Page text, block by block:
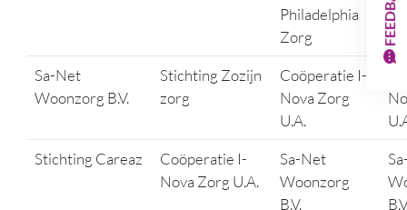
Philadelphia
Zorg
Sa-Net
Woonzorg B.V.
Stichting Zozijn
zorg
Coöperatie I-
Nova Zorg
U.A.
Stichting Careaz
Coöperatie I-
Nova Zorg U.A.
Sa-Net
Woonzorg
B.V.